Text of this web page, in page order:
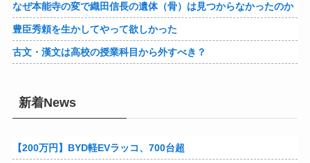
なぜ本能寺の変で織田信長の遺体（骨）は見つからなかったのか
豊臣秀頼を生かしてやって欲しかった
古文・漢文は高校の授業科目から外すべき？
新着News
【200万円】BYD軽EVラッコ、700台超